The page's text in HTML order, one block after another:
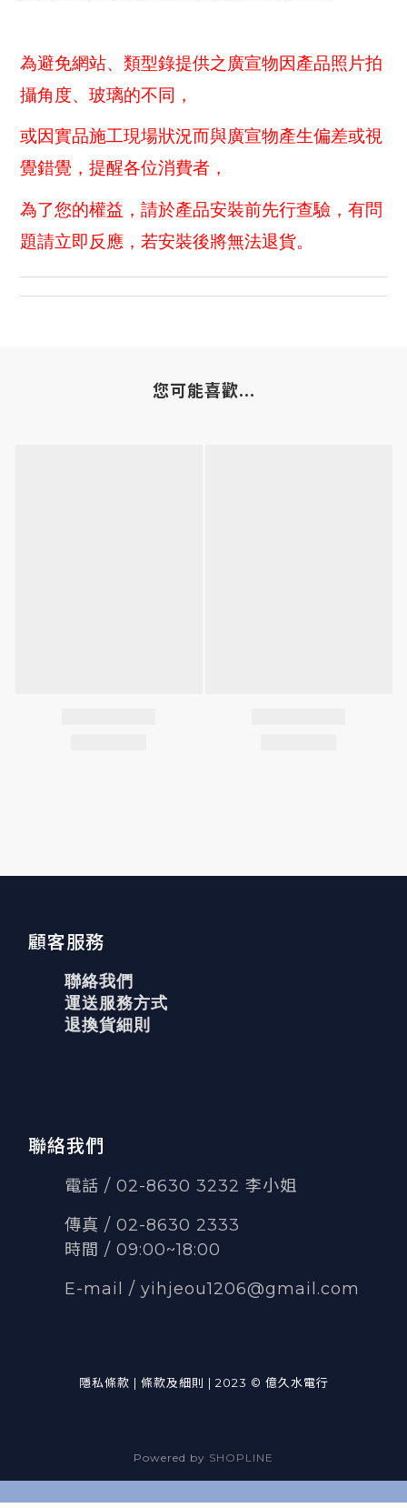
為避免網站、類型錄提供之廣宣物因產品照片拍
攝角度、玻璃的不同，
或因實品施工現場狀況而與廣宣物產生偏差或視
覺錯覺，提醒各位消費者，
為了您的權益，請於產品安裝前先行查驗，有問
題請立即反應，若安裝後將無法退貨。
您可能喜歡...
顧客服務
聯絡我們
運送服務方式
退換貨細則
聯絡我們
電話 / 02-8630 3232 李小姐
傳真 / 02-8630 2333
時間 / 09:00~18:00
E-mail / yihjeou1206@gmail.com
隱私條款 | 條款及細則 | 2023 © 億久水電行
Powered by SHOPLINE